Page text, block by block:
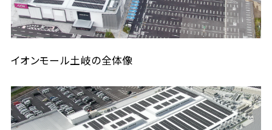
イオンモール土岐の全体像